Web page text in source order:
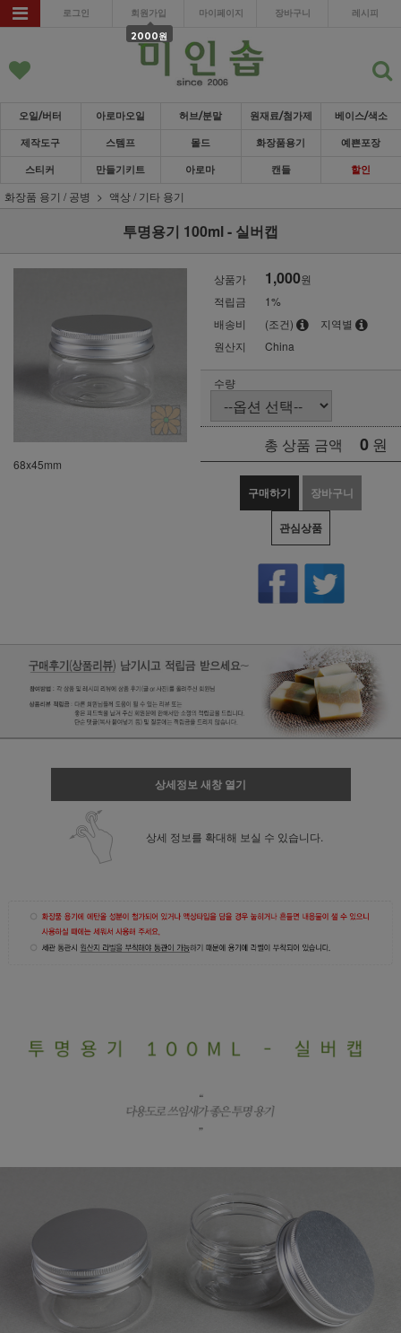
로그인 회원가입
2000원
마이페이지 장바구니 레시피
오일/버터 아로마오일 허브/분말 원재료/첨가제 베이스/색소
제작도구 스템프 몰드 화장품용기 예쁜포장
스티커 만들기키트 아로마 캔들 할인
화장품 용기 / 공병 액상 / 기타 용기
투명용기 100ml - 실버캡
68x45mm
상품가 1,000원
적립금
1%
배송비
(조건)
지역별
원산지
China
수량
총 상품 금액 0 원
구매하기 장바구니
관심상품
상세정보 새창 열기
상세 정보를 확대해 보실 수 있습니다.